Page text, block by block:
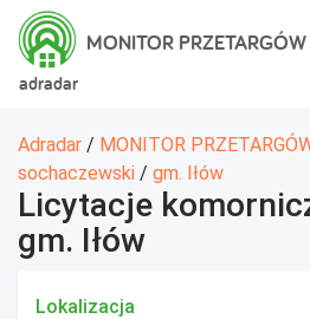
adradar
MONITOR PRZETARGÓW
Adradar / MONITOR
sochaczewski / gm. Iłów
Licytacje
gm. Iłów
Lokalizacja